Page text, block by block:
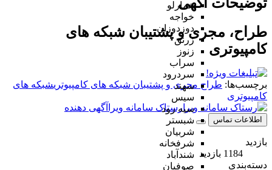
خمارلو
خواجه
دوزدوزان
زرنق
زنوز
سراب
سردرود
سهند
سیس
سیه رود
شبستر
شربیان
شرفخانه
شندآباد
صوفیان
طراح، مجری و پشتیبان شبکه های
کامپیوتری
برچسب‌ها: طراح مجری و پشتیبان شبکه های کامپیوتریشبکه های
کامپیوتری
رستاک سامانه ویرا
آگهی دهنده
اطلاعات تماس
بازدید
1184 بازدید
دسته‌بندی